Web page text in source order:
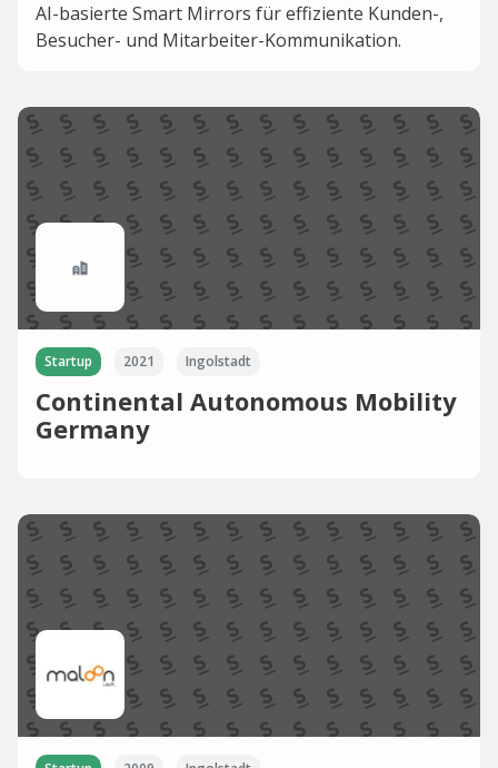
AI-basierte Smart Mirrors für effiziente Kunden-,
Besucher- und Mitarbeiter-Kommunikation.
Startup 2021 Ingolstadt
Continental Autonomous Mobility
Germany